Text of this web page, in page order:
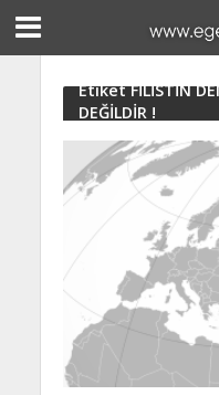
Etiket FİLİSTİN
DEĞİLDİR !